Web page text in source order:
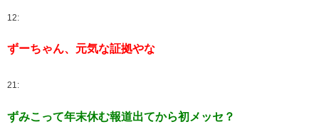
12:
ずーちゃん、元気な証拠やな
21:
ずみこって年末休む報道出てから初メッセ？